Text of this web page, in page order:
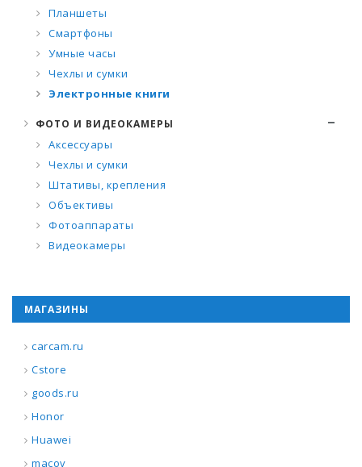
Планшеты
Смартфоны
Умные часы
Чехлы и сумки
Электронные книги
ФОТО И ВИДЕОКАМЕРЫ
Аксессуары
Чехлы и сумки
Штативы, крепления
Объективы
Фотоаппараты
Видеокамеры
МАГАЗИНЫ
carcam.ru
Cstore
goods.ru
Honor
Huawei
macov